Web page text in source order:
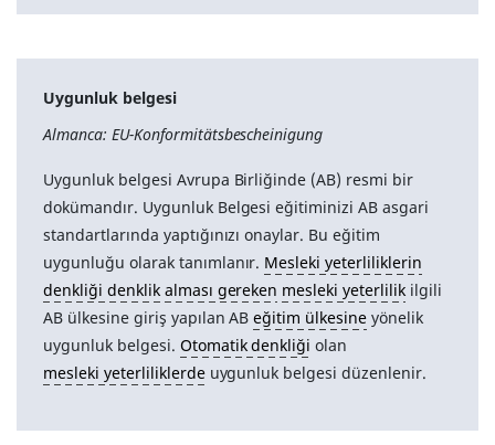
Uygunluk belgesi
Almanca: EU-Konformitätsbescheinigung
Uygunluk belgesi Avrupa Birliğinde (AB) resmi bir
dokümandır. Uygunluk Belgesi eğitiminizi AB asgari
standartlarında yaptığınızı onaylar. Bu eğitim
uygunluğu olarak tanımlanır. Mesleki yeterliliklerin
denkliği denklik alması gereken mesleki yeterlilik ilgili
AB ülkesine giriş yapılan ABeğitim ülkesine yönelik
uygunluk belgesi. Otomatik denkliği olan
mesleki yeterliliklerdeuygunluk belgesi düzenlenir.